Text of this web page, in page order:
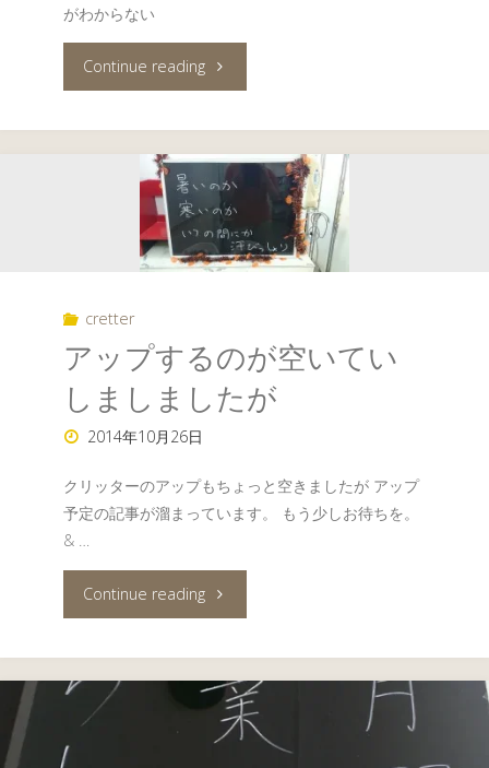
がわからない
Continue reading"秋、
の
境
目"
cretter
アップするのが空いてい
しましましたが
2014年10月26日
クリッターのアップもちょっと空きましたが アップ
予定の記事が溜まっています。 もう少しお待ちを。
& …
Continue reading"ア
プ
す